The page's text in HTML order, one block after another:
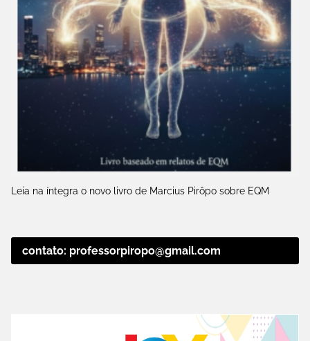
Leia na íntegra o novo livro de Marcius Pirôpo sobre EQM
contato: professorpiropo@gmail.com